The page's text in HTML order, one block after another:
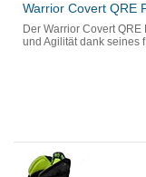
Warrior Covert QRE
Der Warrior Covert
und Agilität dank seines